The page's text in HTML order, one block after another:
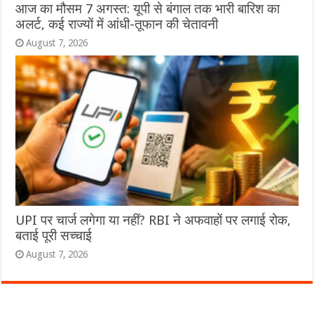
आज का मौसम 7 अगस्त: यूपी से बंगाल तक भारी बारिश का
अलर्ट, कई राज्यों में आंधी-तूफान की चेतावनी
August 7, 2026
UPI पर चार्ज लगेगा या नहीं? RBI ने अफवाहों पर लगाई रोक,
बताई पूरी सच्चाई
August 7, 2026